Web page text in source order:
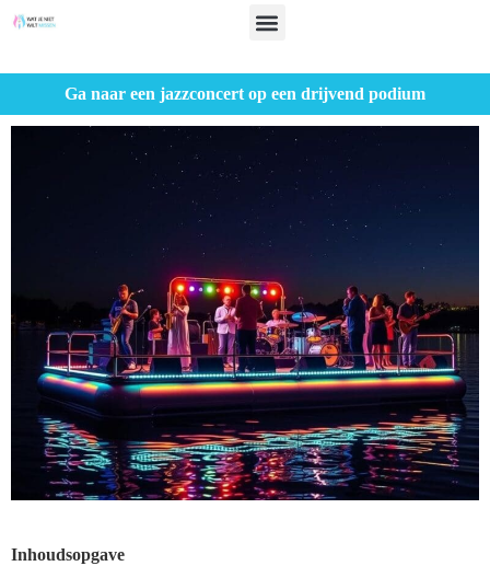
Ga naar een jazzconcert op een drijvend podium
Inhoudsopgave